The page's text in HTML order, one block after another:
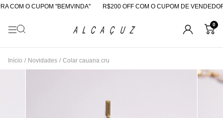
COM O CUPOM "BEMVINDA" R$200 OFF COM O CUPOM DE VENDEDORA
0
Início / Novidades / Colar cauana cru